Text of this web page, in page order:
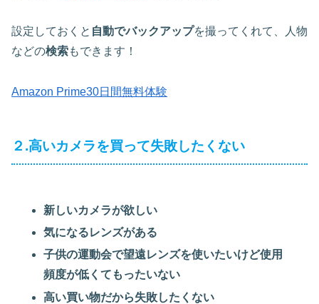
設定しておくと 自動でバックアップを撮ってくれて、人物
などの検索もできます！
Amazon Prime30日間無料体験
２.高いカメラを買って失敗したくない
新しいカメラが欲しい
気になるレンズがある
子供の運動会で望遠レンズを使いたいけど使用
頻度が低くてもったいない
高い買い物だから失敗したくない